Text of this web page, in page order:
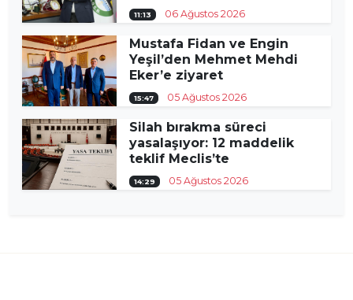
11:13 06 Ağustos 2026
Mustafa Fidan ve Engin
Yeşil’den Mehmet Mehdi
Eker’e ziyaret
15:47 05 Ağustos 2026
Silah bırakma süreci
yasalaşıyor: 12 maddelik
teklif Meclis’te
14:29 05 Ağustos 2026